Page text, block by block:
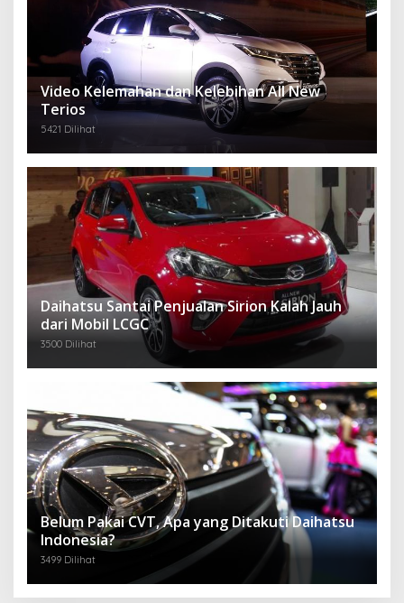
Video Kelemahan dan Kelebihan All New
Terios
5421 Dilihat
Daihatsu Santai Penjualan Sirion Kalah Jauh
dari Mobil LCGC
3500 Dilihat
Belum Pakai CVT, Apa yang Ditakuti Daihatsu
Indonesia?
3499 Dilihat